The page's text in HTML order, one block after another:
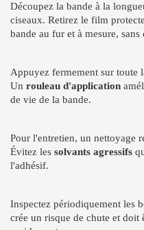
Découpez la bande à la
ciseaux. Retirez le film
bande au fur et à mesure,
Appuyez fermement sur toute
Un rouleau d'application
de vie de la bande.
Pour l'entretien, un nettoyage
Évitez les solvants agressifs
l'adhésif.
Inspectez périodiquement les
crée un risque de chute et doit